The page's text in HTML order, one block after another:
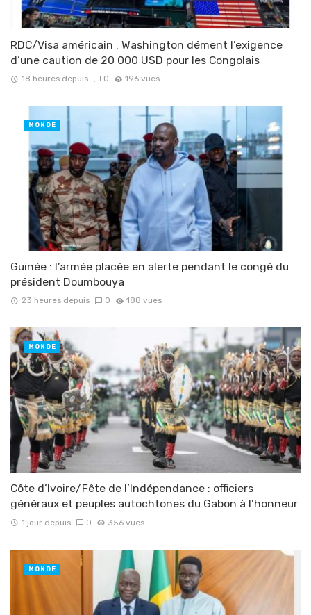
RDC/Visa américain : Washington dément l’exigence
d’une caution de 20 000 USD pour les Congolais
18 heures depuis 0 196 vues
Guinée : l’armée placée en alerte pendant le congé du
président Doumbouya
23 heures depuis 0 188 vues
MONDE
Côte d’Ivoire/Fête de l’Indépendance : officiers
généraux et peuples autochtones du Gabon à l’honneur
1 jour depuis 0 356 vues
MONDE
MONDE